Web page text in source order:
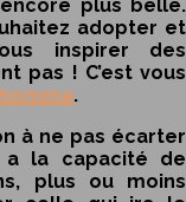
plus belle.
adopter et
inspirer des
pas ! C’est vous
.
à ne pas écarter
a la capacité de
plus ou moins